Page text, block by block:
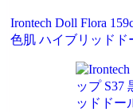
Irontech Doll Flora
色肌 ハイブリッドド